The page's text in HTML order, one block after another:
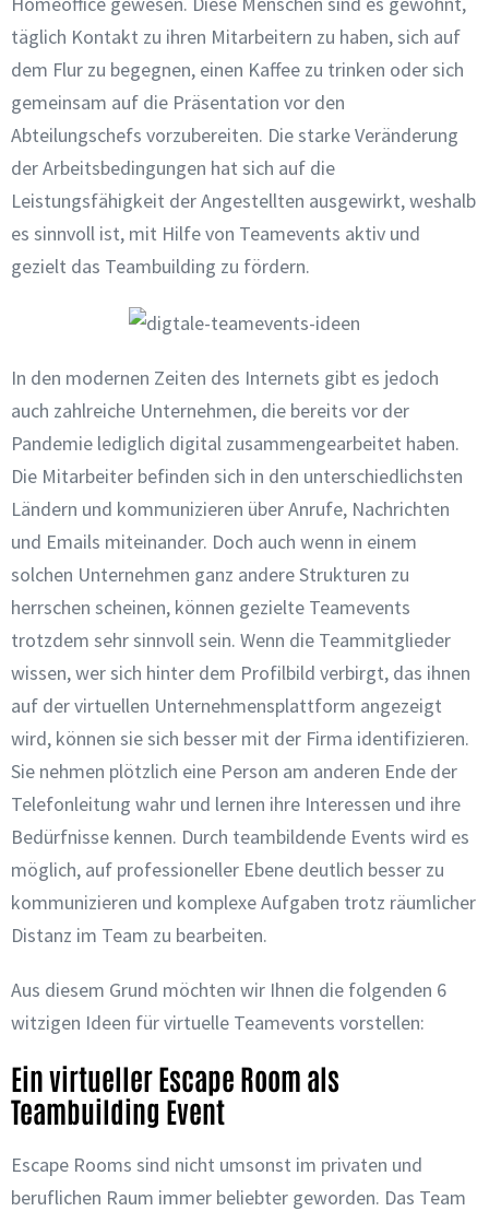
täglich Kontakt zu ihren Mitarbeitern zu haben, sich auf
dem Flur zu begegnen, einen Kaffee zu trinken oder sich
gemeinsam auf die Präsentation vor den
Abteilungschefs vorzubereiten. Die starke Veränderung
der Arbeitsbedingungen hat sich auf die
Leistungsfähigkeit der Angestellten ausgewirkt, weshalb
es sinnvoll ist, mit Hilfe von Teamevents aktiv und
gezielt das Teambuilding zu fördern.
In den modernen Zeiten des Internets gibt es jedoch
auch zahlreiche Unternehmen, die bereits vor der
Pandemie lediglich digital zusammengearbeitet haben.
Die Mitarbeiter befinden sich in den unterschiedlichsten
Ländern und kommunizieren über Anrufe, Nachrichten
und Emails miteinander. Doch auch wenn in einem
solchen Unternehmen ganz andere Strukturen zu
herrschen scheinen, können gezielte Teamevents
trotzdem sehr sinnvoll sein. Wenn die Teammitglieder
wissen, wer sich hinter dem Profilbild verbirgt, das ihnen
auf der virtuellen Unternehmensplattform angezeigt
wird, können sie sich besser mit der Firma identifizieren.
Sie nehmen plötzlich eine Person am anderen Ende der
Telefonleitung wahr und lernen ihre Interessen und ihre
Bedürfnisse kennen. Durch teambildende Events wird es
möglich, auf professioneller Ebene deutlich besser zu
kommunizieren und komplexe Aufgaben trotz räumlicher
Distanz im Team zu bearbeiten.
Aus diesem Grund möchten wir Ihnen die folgenden 6
witzigen Ideen für virtuelle Teamevents vorstellen:
Ein virtueller Escape Room als
Teambuilding Event
Escape Rooms sind nicht umsonst im privaten und
beruflichen Raum immer beliebter geworden. Das Team